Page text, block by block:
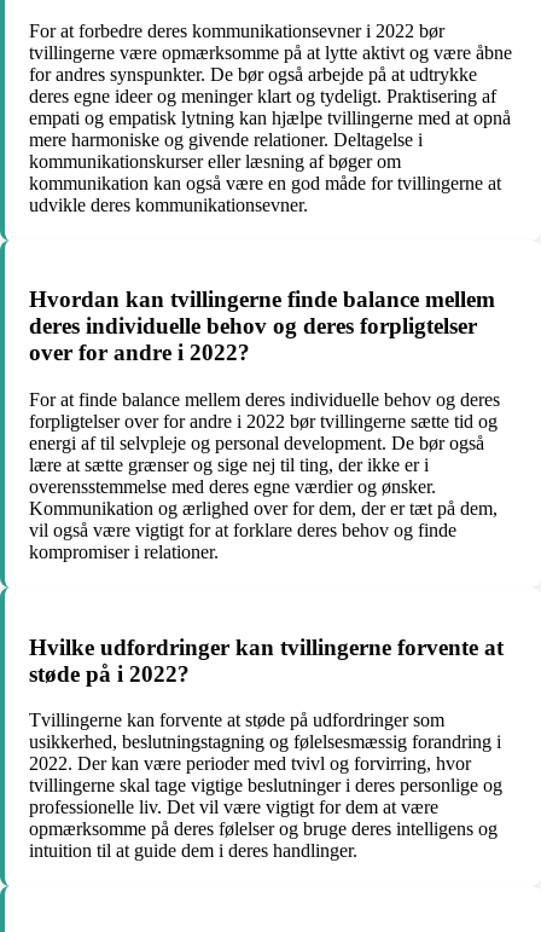
For at forbedre deres kommunikationsevner i 2022 bør
tvillingerne være opmærksomme på at lytte aktivt og være åbne
for andres synspunkter. De bør også arbejde på at udtrykke
deres egne ideer og meninger klart og tydeligt. Praktisering af
empati og empatisk lytning kan hjælpe tvillingerne med at opnå
mere harmoniske og givende relationer. Deltagelse i
kommunikationskurser eller læsning af bøger om
kommunikation kan også være en god måde for tvillingerne at
udvikle deres kommunikationsevner.
Hvordan kan tvillingerne finde balance mellem
deres individuelle behov og deres forpligtelser
over for andre i 2022?
For at finde balance mellem deres individuelle behov og deres
forpligtelser over for andre i 2022 bør tvillingerne sætte tid og
energi af til selvpleje og personal development. De bør også
lære at sætte grænser og sige nej til ting, der ikke er i
overensstemmelse med deres egne værdier og ønsker.
Kommunikation og ærlighed over for dem, der er tæt på dem,
vil også være vigtigt for at forklare deres behov og finde
kompromiser i relationer.
Hvilke udfordringer kan tvillingerne forvente at
støde på i 2022?
Tvillingerne kan forvente at støde på udfordringer som
usikkerhed, beslutningstagning og følelsesmæssig forandring i
2022. Der kan være perioder med tvivl og forvirring, hvor
tvillingerne skal tage vigtige beslutninger i deres personlige og
professionelle liv. Det vil være vigtigt for dem at være
opmærksomme på deres følelser og bruge deres intelligens og
intuition til at guide dem i deres handlinger.